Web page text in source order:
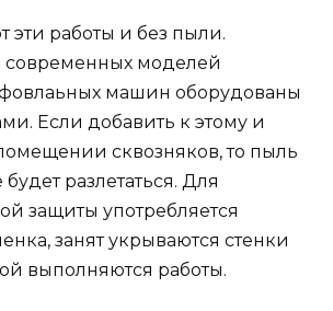
эти работы и без пыли.
современных моделей
машин оборудованы
Если добавить к этому и
сквозняков, то пыль
разлетаться. Для
защиты употребляется
занят укрываются стенки
выполняются работы.